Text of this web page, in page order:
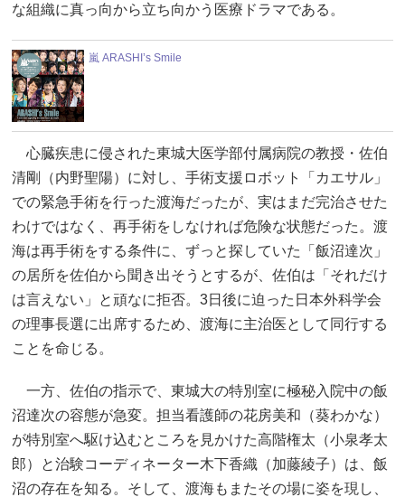
な組織に真っ向から立ち向かう医療ドラマである。
嵐 ARASHI’s Smile
心臓疾患に侵された東城大医学部付属病院の教授・佐伯
清剛（内野聖陽）に対し、手術支援ロボット「カエサル」
での緊急手術を行った渡海だったが、実はまだ完治させた
わけではなく、再手術をしなければ危険な状態だった。渡
海は再手術をする条件に、ずっと探していた「飯沼達次」
の居所を佐伯から聞き出そうとするが、佐伯は「それだけ
は言えない」と頑なに拒否。3日後に迫った日本外科学会
の理事長選に出席するため、渡海に主治医として同行する
ことを命じる。
一方、佐伯の指示で、東城大の特別室に極秘入院中の飯
沼達次の容態が急変。担当看護師の花房美和（葵わかな）
が特別室へ駆け込むところを見かけた高階権太（小泉孝太
郎）と治験コーディネーター木下香織（加藤綾子）は、飯
沼の存在を知る。そして、渡海もまたその場に姿を現し、